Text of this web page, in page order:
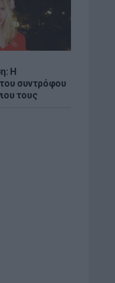
Η
συντρόφου
τους